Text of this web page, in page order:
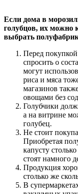
Если дома в
голубцов, их можно
выбрать
Перед
спросить о
могут
риса и мяса
магазинов
овощами без
Голубчики
а на витрине
голубец.
Не стоит
Приобретая
капусту
стоят намного
Продукция
столько же
В